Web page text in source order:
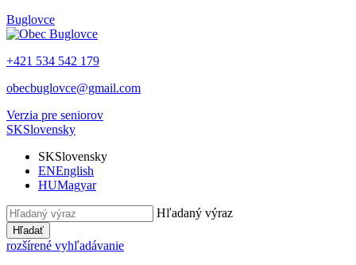
Buglovce
+421 534 542 179
obecbuglovce@gmail.com
Verzia pre seniorov
SKSlovensky
SKSlovensky
ENEnglish
HUMagyar
Hľadaný výraz
Hľadať
rozšírené vyhľadávanie